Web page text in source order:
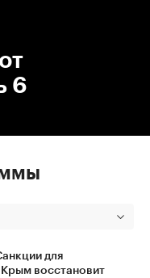
6
для
восстановит